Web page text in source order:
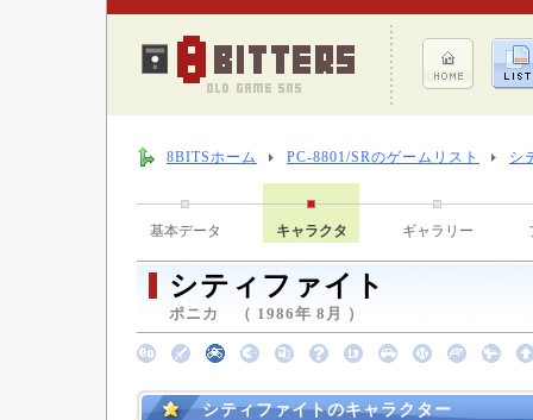
8BITSホーム PC-8801/SRのゲームリスト シ
基本データ キャラクタ ギャラリー
シティファイト
ポニカ （ 1986年 8月 ）
シティファイトのキャラクター